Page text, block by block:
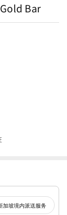
Bar
加坡境内派送服务